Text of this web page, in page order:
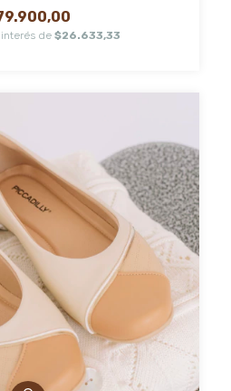
de $26.633,33